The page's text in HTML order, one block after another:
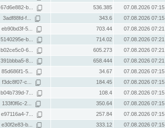
67d6e882-b... 536.385
07.08.2026 07:15
3adf88fd-f... 343.6
07.08.2026 07:15
eb90bd3f-5... 703.44
07.08.2026 07:21
5140295e-b... 714.02
07.08.2026 07:21
b02ce5c0-6... 605.273
07.08.2026 07:21
391bbba5-8... 658.444
07.08.2026 07:21
85d686f1-5... 34.67
07.08.2026 07:15
f3dc8f07-c... 184.45
07.08.2026 07:15
b04b739d-7... 108.4
07.08.2026 07:15
133f0f6c-2... 350.64
07.08.2026 07:15
e97116a4-7... 257.84
07.08.2026 07:15
e30f2e83-b... 333.12
07.08.2026 07:15